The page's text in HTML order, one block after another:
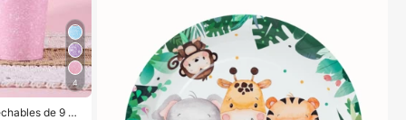
4
de 9 oz